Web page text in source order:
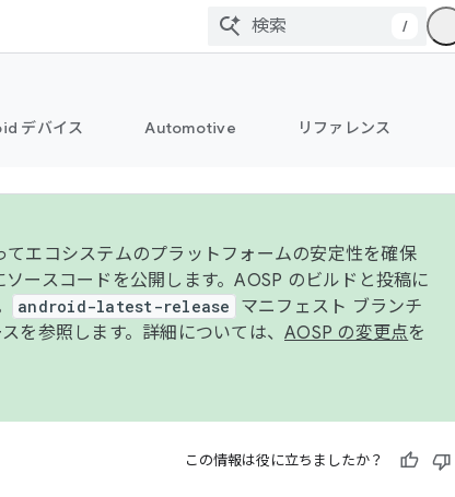
/
デバイス Automotive リファレンス
エコシステムのプラットフォームの安定性を確保
ースコードを公開します。AOSP のビルドと投稿に
android-latest-release
マニフェスト ブランチ
を参照します。詳細については、 AOSP の変更点を
この情報は役に立ちましたか？